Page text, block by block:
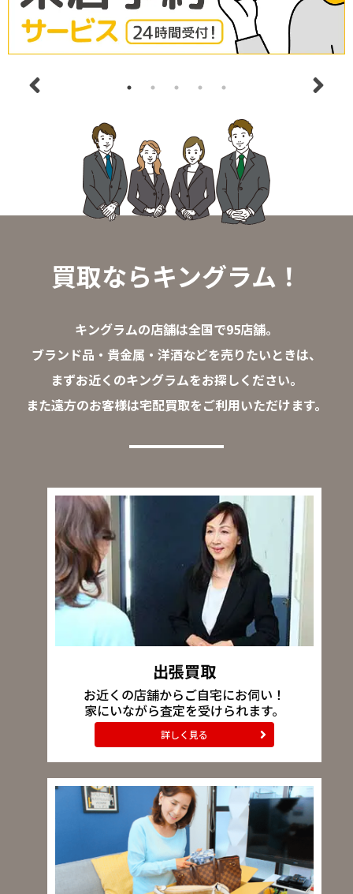
買取ならキングラム！
キングラムの店舗は全国で95店舗。
ブランド品・貴金属・洋酒などを売りたいときは、
まずお近くのキングラムをお探しください。
また遠方のお客様は宅配買取をご利用いただけます。
出張買取
お近くの店舗からご自宅にお伺い！
家にいながら査定を受けられます。
詳しく見る